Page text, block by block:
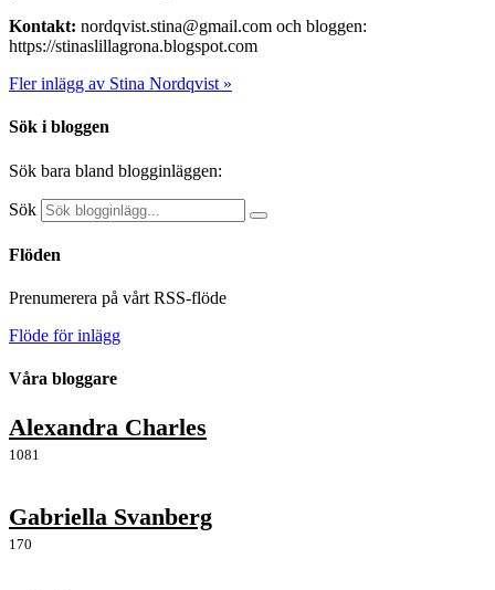
Kontakt: nordqvist.stina@gmail.com och bloggen:
https://stinaslillagrona.blogspot.com
Fler inlägg av Stina Nordqvist »
Sök i bloggen
Sök bara bland blogginläggen:
Sök
Flöden
Prenumerera på vårt RSS-flöde
Flöde för inlägg
Våra bloggare
Alexandra Charles
1081
Gabriella Svanberg
170